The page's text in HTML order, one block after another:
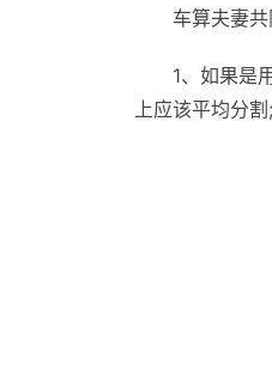
车算夫妻
1、如果是
上应该平均分割;